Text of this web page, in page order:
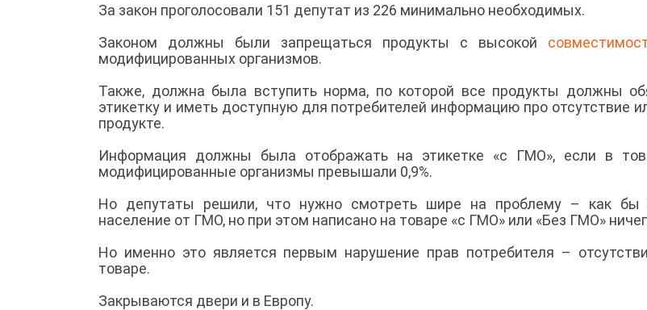
За закон проголосовали 151 депутат из 226 минимально необходимых.
Законом должны были запрещаться продукты с высокой
модифицированных организмов.
Также, должна была вступить норма, по которой все продукты должны
этикетку и иметь доступную для потребителей информацию про отсутствие
продукте.
Информация должны была отображать на этикетке «с ГМО», если в
модифицированные организмы превышали 0,9%.
Но депутаты решили, что нужно смотреть шире на проблему – как бы
население от ГМО, но при этом написано на товаре «с ГМО» или «Без ГМО»
Но именно это является первым нарушение прав потребителя –
товаре.
Закрываются двери и в Европу.